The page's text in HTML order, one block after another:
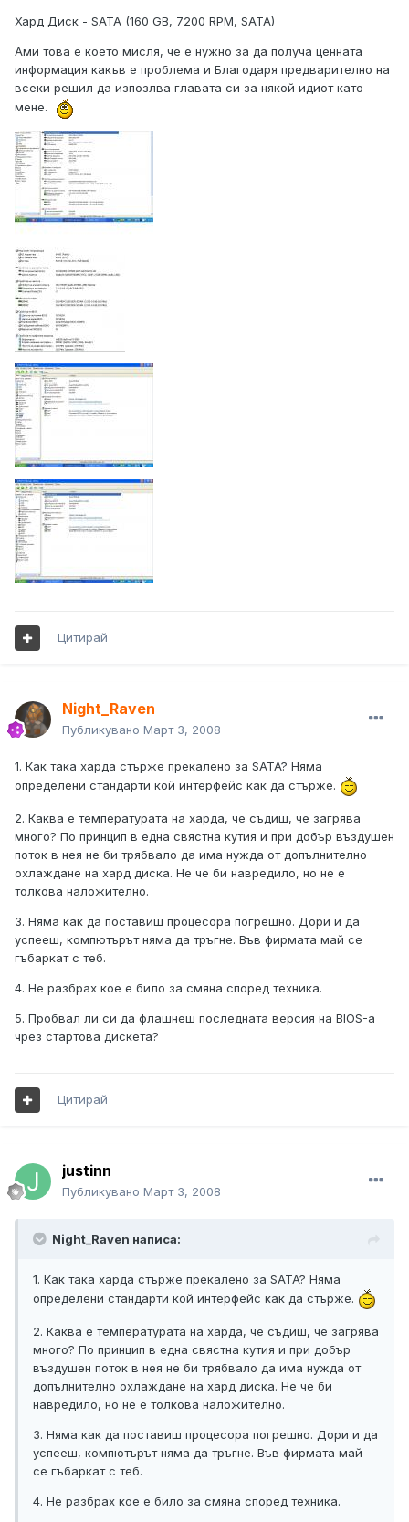
Хард Диск - SATA (160 GB, 7200 RPM, SATA)
Ами това е което мисля, че е нужно за да получа ценната
информация какъв е проблема и Благодаря предварително на
всеки решил да изпозлва главата си за някой идиот като
мене.
Цитирай
Night_Raven
Публикувано Март 3, 2008
1. Как така харда стърже прекалено за SATA? Няма
определени стандарти кой интерфейс как да стърже.
2. Каква е температурата на харда, че съдиш, че загрява
много? По принцип в една свястна кутия и при добър въздушен
поток в нея не би трябвало да има нужда от допълнително
охлаждане на хард диска. Не че би навредило, но не е
толкова наложително.
3. Няма как да поставиш процесора погрешно. Дори и да
успееш, компютърът няма да тръгне. Във фирмата май се
гъбаркат с теб.
4. Не разбрах кое е било за смяна според техника.
5. Пробвал ли си да флашнеш последната версия на BIOS-а
чрез стартова дискета?
Цитирай
justinn
Публикувано Март 3, 2008
Night_Raven написа:
1. Как така харда стърже прекалено за SATA? Няма
определени стандарти кой интерфейс как да стърже.
2. Каква е температурата на харда, че съдиш, че загрява
много? По принцип в една свястна кутия и при добър
въздушен поток в нея не би трябвало да има нужда от
допълнително охлаждане на хард диска. Не че би
навредило, но не е толкова наложително.
3. Няма как да поставиш процесора погрешно. Дори и да
успееш, компютърът няма да тръгне. Във фирмата май
се гъбаркат с теб.
4. Не разбрах кое е било за смяна според техника.